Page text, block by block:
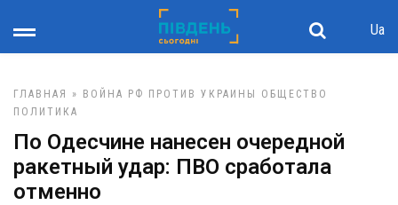
Ua
ГЛАВНАЯ » ВОЙНА РФ ПРОТИВ УКРАИНЫ
ОБЩЕСТВО
ПОЛИТИКА
По Одесчине нанесен очередной
ракетный удар: ПВО сработала
отменно